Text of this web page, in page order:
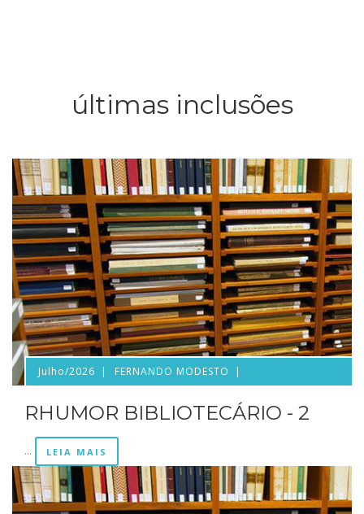
últimas inclusões
Julho/2026 FERNANDO MODESTO
RHUMOR BIBLIOTECÁRIO - 2
... LEIA MAIS